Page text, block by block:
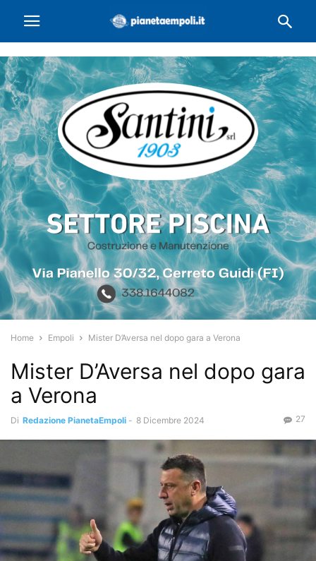
Home Empoli Mister D’Aversa nel dopo gara a Verona
Mister D’Aversa nel dopo gara
a Verona
Di Redazione PianetaEmpoli - 8 Dicembre 2024 27